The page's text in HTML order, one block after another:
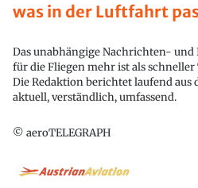
was in der Luftfahrt
Das unabhängige Nachrichten-
für die Fliegen mehr ist als
Die Redaktion berichtet laufend
aktuell, verständlich, umfassend.
© aeroTELEGRAPH